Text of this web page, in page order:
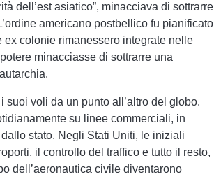
dell’est asiatico”, minacciava di sottrarre
americano postbellico fu pianificato
colonie rimanessero integrate nelle
minacciasse di sottrarre una
suoi voli da un punto all’altro del globo.
su linee commerciali, in
stato. Negli Stati Uniti, le iniziali
il controllo del traffico e tutto il resto,
dell’aeronautica civile diventarono